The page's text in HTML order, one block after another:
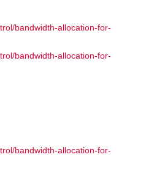
bandwidth-allocation-for-
bandwidth-allocation-for-
bandwidth-allocation-for-